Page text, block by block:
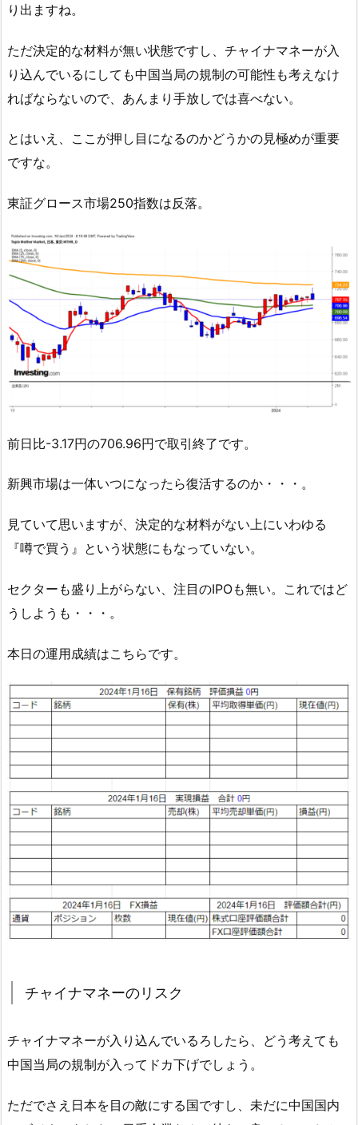
り出ますね。
ただ決定的な材料が無い状態ですし、チャイナマネーが入
り込んでいるにしても中国当局の規制の可能性も考えなけ
ればならないので、あんまり手放しでは喜べない。
とはいえ、ここが押し目になるのかどうかの見極めが重要
ですな。
東証グロース市場250指数は反落。
前日比-3.17円の706.96円で取引終了です。
新興市場は一体いつになったら復活するのか・・・。
見ていて思いますが、決定的な材料がない上にいわゆる
『噂で買う』という状態にもなっていない。
セクターも盛り上がらない、注目のIPOも無い。これではど
うしようも・・・。
本日の運用成績はこちらです。
チャイナマネーのリスク
チャイナマネーが入り込んでいるろしたら、どう考えても
中国当局の規制が入ってドカ下げでしょう。
ただでさえ日本を目の敵にする国ですし、未だに中国国内